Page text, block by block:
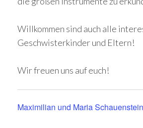
Willkommen sind auch alle
Geschwisterkinder und Eltern!
Wir freuen uns auf euch!
Maximilian und Maria Schauenstein